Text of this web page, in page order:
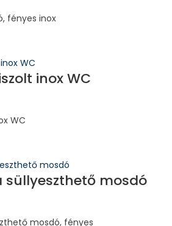
fényes inox
inox WC
WC
süllyeszthető mosdó
mosdó, fényes